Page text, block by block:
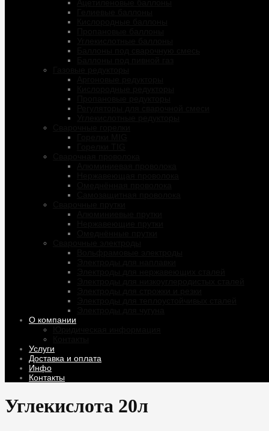
О компании
Услуги
Доставка и оплата
Инфо
Контакты
Углекислота 20л